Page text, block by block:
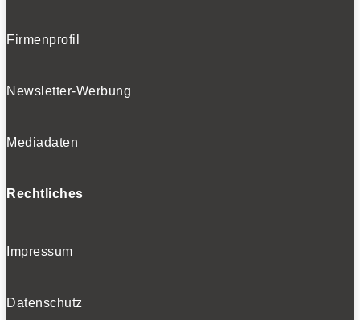
Firmenprofil
Newsletter-Werbung
Mediadaten
Rechtliches
Impressum
Datenschutz